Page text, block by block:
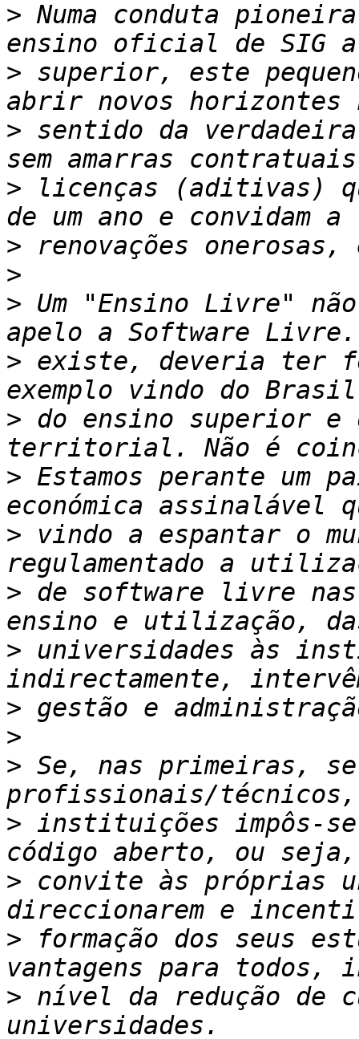
> Numa conduta
> superior, este
> sentido da
> licenças (aditivas)
>
>
> Um "Ensino Livre"
> existe, deveria ter
> do ensino superior e
> Estamos perante um
> vindo a espantar o
> de software livre
> universidades às
>
>
> Se, nas primeiras, se
> instituições impôs-
> convite às próprias
> formação dos seus
> nível da redução de